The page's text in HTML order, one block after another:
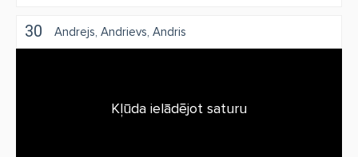
30 Andrejs Andrievs Andris
Kļūda ielādējot saturu